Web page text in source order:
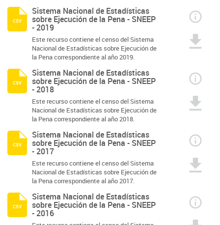
Sistema Nacional de Estadísticas
sobre Ejecución de la Pena - SNEEP
- 2019
Este recurso contiene el censo del Sistema
Nacional de Estadísticas sobre Ejecución de
la Pena correspondiente al año 2019.
csv
Sistema Nacional de Estadísticas
sobre Ejecución de la Pena - SNEEP
- 2018
Este recurso contiene el censo del Sistema
Nacional de Estadísticas sobre Ejecución de
la Pena correspondiente al año 2018.
csv
Sistema Nacional de Estadísticas
sobre Ejecución de la Pena - SNEEP
- 2017
Este recurso contiene el censo del Sistema
Nacional de Estadísticas sobre Ejecución de
la Pena correspondiente al año 2017.
csv
Sistema Nacional de Estadísticas
sobre Ejecución de la Pena - SNEEP
- 2016
csv